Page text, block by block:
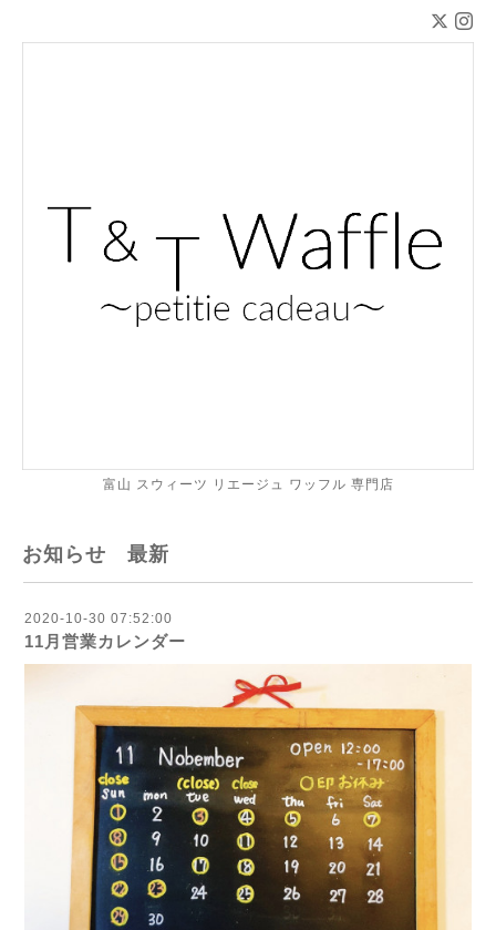
富山 スウィーツ リエージュ ワッフル 専門店
お知らせ 最新
2020-10-30 07:52:00
11月営業カレンダー